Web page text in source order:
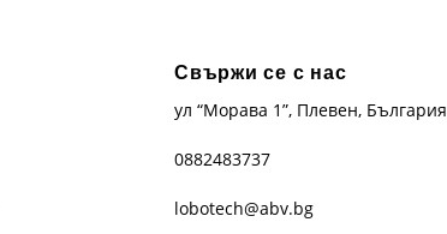
Свържи се с нас
ул “Морава 1”, Плевен, България
0882483737
lobotech@abv.bg